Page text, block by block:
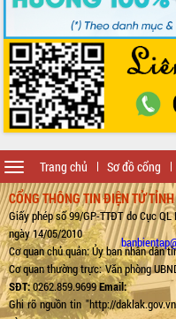
Trang chủ Sơ đồ cổng
Toggle
navigation
CỔNG THÔNG TIN ĐIỆN TỬ
Giấy phép số 99/GP-TTĐT do Cục
ngày 14/05/2010
Cơ quan chủ quản: Ủy ban nhân dân
Cơ quan thường trực: Văn phòng
SĐT:0262.859.9699Email:
Ghi rõ nguồn tin "http://